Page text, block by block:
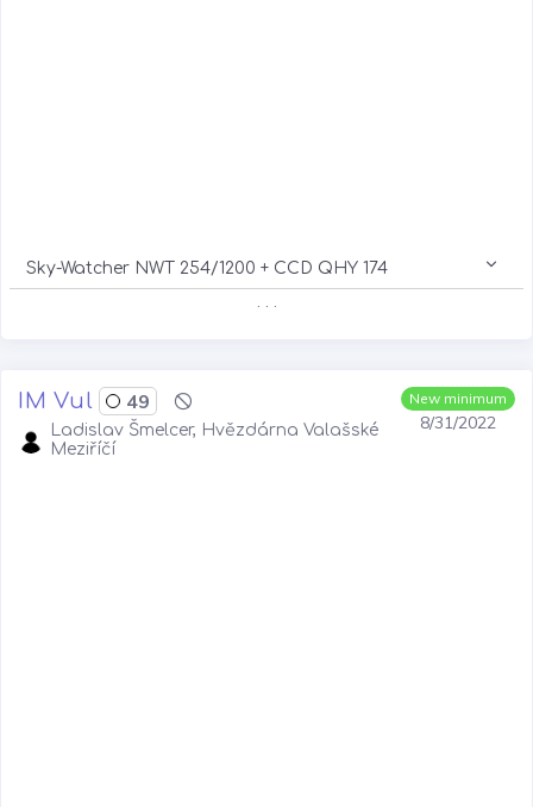
Sky-Watcher NWT 254/1200 + CCD QHY 174
. . .
New minimum
8/31/2022
IM Vul 49
Ladislav Šmelcer, Hvězdárna Valašské
Meziříčí